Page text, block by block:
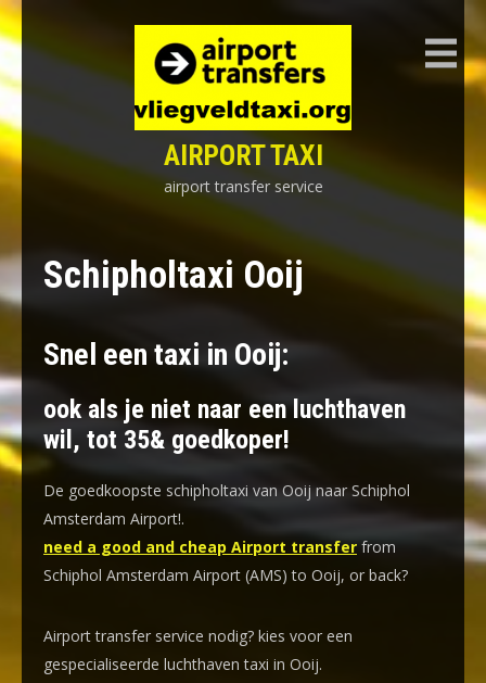
Skip
to
content
AIRPORT TAXI
airport transfer service
Schipholtaxi Ooij
Snel een taxi in Ooij:
ook als je niet naar een luchthaven
wil, tot 35& goedkoper!
De goedkoopste schipholtaxi van Ooij naar Schiphol
Amsterdam Airport!.
need a good and cheap Airport transferfrom
Schiphol Amsterdam Airport (AMS) to Ooij, or back?
Airport transfer service nodig? kies voor een
gespecialiseerde luchthaven taxi in Ooij.